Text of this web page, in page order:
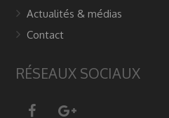
Actualités & médias
Contact
RÉSEAUX SOCIAUX